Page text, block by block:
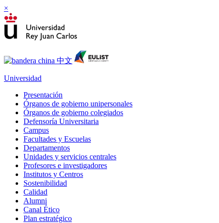
×
Universidad
Presentación
Órganos de gobierno unipersonales
Órganos de gobierno colegiados
Defensoría Universitaria
Campus
Facultades y Escuelas
Departamentos
Unidades y servicios centrales
Profesores e investigadores
Institutos y Centros
Sostenibilidad
Calidad
Alumni
Canal Ético
Plan estratégico